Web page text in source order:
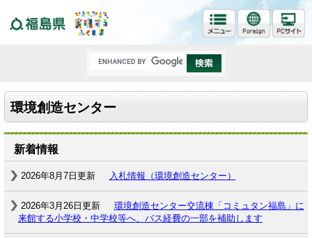
環境創造センター
新着情報
2026年8月7日更新 入札情報（環境創造センター）
2026年3月26日更新
環境創造センター交流棟「コミュタン福島」に
来館する小学校・中学校等へ、バス経費の一部を補助します